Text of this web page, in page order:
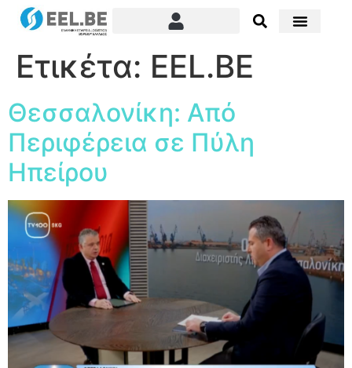
Ετικέτα: EEL.BE
Θεσσαλονίκη: Από
Περιφέρεια σε Πύλη
Ηπείρου